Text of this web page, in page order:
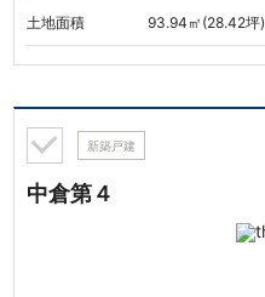
土地面積 93.94㎡(28.42坪)
新築戸建
中倉第４